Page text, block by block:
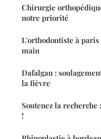
Chirurgie
notre priorité
L'orthodontiste à
main
Dafalgan :
la fièvre
Soutenez la
!